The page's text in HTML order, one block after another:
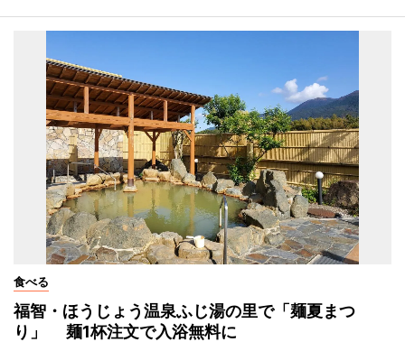
食べる
福智・ほうじょう温泉ふじ湯の里で「麺夏まつ
り」 麺1杯注文で入浴無料に